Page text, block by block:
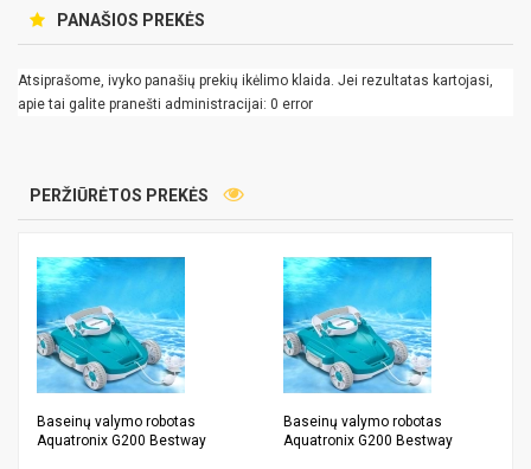
PANAŠIOS PREKĖS
Atsiprašome, ivyko panašių prekių ikėlimo klaida. Jei rezultatas kartojasi,
apie tai galite pranešti administracijai: 0 error
PERŽIŪRĖTOS PREKĖS
Baseinų valymo robotas
Aquatronix G200 Bestway
Baseinų valymo robotas
Aquatronix G200 Bestway